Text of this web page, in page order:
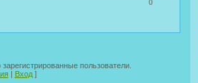
0
пользователи.
| Вход]